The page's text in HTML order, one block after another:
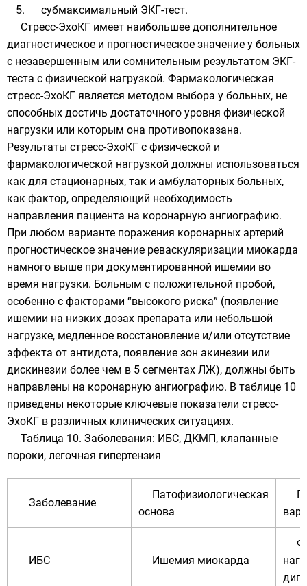
субмаксимальный ЭКГ-тест.
Стресс-ЭхоКГ имеет наибольшее дополнительное
диагностическое и прогностическое значение у больных
с незавершенным или сомнительным результатом ЭКГ-
теста с физической нагрузкой. Фармакологическая
стресс-ЭхоКГ является методом выбора у больных, не
способных достичь достаточного уровня физической
нагрузки или которым она противопоказана.
Результаты стресс-ЭхоКГ с физической и
фармакологической нагрузкой должны использоваться
как для стационарных, так и амбулаторных больных,
как фактор, определяющий необходимость
направления пациента на коронарную ангиографию.
При любом варианте поражения коронарных артерий
прогностическое значение реваскуляризации миокарда
намного выше при документированной ишемии во
время нагрузки. Больным с положительной пробой,
особенно с факторами “высокого риска” (появление
ишемии на низких дозах препарата или небольшой
нагрузке, медленное восстановление и/или отсутствие
эффекта от антидота, появление зон акинезии или
дискинезии более чем в 5 сегментах ЛЖ), должны быть
направлены на коронарную ангиографию. В таблице 10
приведены некоторые ключевые показатели стресс-
ЭхоКГ в различных клинических ситуациях.
Таблица 10. Заболевания: ИБС, ДКМП, клапанные
пороки, легочная гипертензия
Заболевание
Патофизиологическая
основа
ИБС Ишемия миокарда